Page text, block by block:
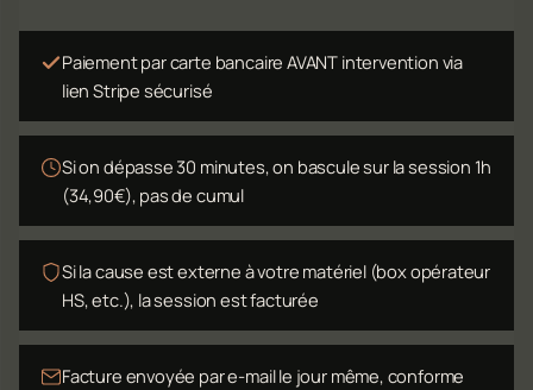
Paiement par carte bancaire AVANT intervention via
lien Stripe sécurisé
Si on dépasse 30 minutes, on bascule sur la session 1h
(34,90€), pas de cumul
Si la cause est externe à votre matériel (box opérateur
HS, etc.), la session est facturée
Facture envoyée par e-mail le jour même, conforme